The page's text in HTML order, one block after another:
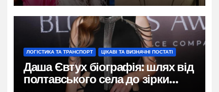
ЛОГІСТИКА ТА ТРАНСПОРТ ЦІКАВІ ТА ВИЗНАЧНІ ПОСТАТІ
Даша Євтух біографія: шлях від
полтавського села до зірки